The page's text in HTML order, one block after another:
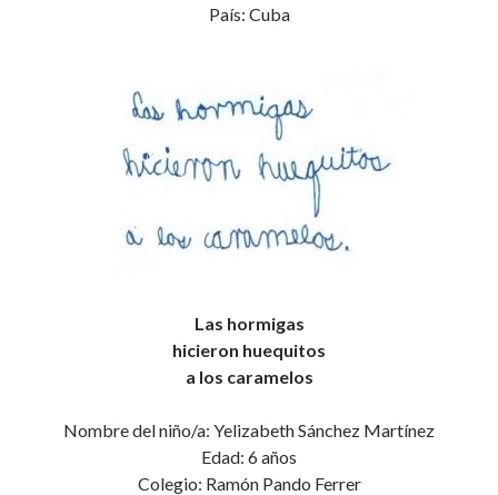
País: Cuba
Las hormigas
hicieron huequitos
a los caramelos
Nombre del niño/a: Yelizabeth Sánchez Martínez
Edad: 6 años
Colegio: Ramón Pando Ferrer